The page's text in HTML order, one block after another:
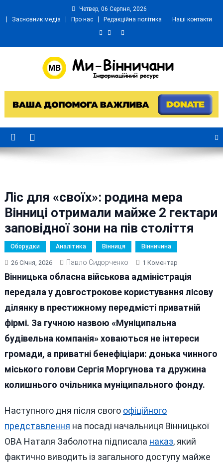
Четвер, 06 Серпня, 2026
Засновник медіа
Про нас Редакційна політика Наші контакти
Ми Вінничани
Ліс для «своїх»: родина мера
Вінниці отримали майже 2 гектари
заповідної зони на пів століття
Оборудки Аналітика Вінниця Вінничина
26 Січня, 2026 Павло Сидорченко 1 КоментарДо
Ліс
«своїх»:
Родина
Отримали
Майже
Гектари
Заповідної
Пів
Вінницька обласна військова адміністрація
передала у довгострокове користування лісову
ділянку в престижному передмісті приватній
фірмі. За гучною назвою «Муніципальна
будівельна компанія» ховаються не інтереси
громади, а приватні бенефіціари: донька чинного
міського голови Сергія Моргунова та дружина
колишнього очільника муніципального фонду.
Наступного дня після свого офіційного
представлення на посаді начальниця Вінницької
ОВА Наталя Заболотна підписала наказ, який
фактично виводить із загального доступу майже